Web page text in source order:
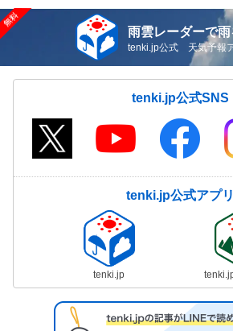
雨雲レーダーで雨
tenki.jp公式 天気予報
tenki.jp公式SNS
tenki.jp公式アプリ
tenki.jp